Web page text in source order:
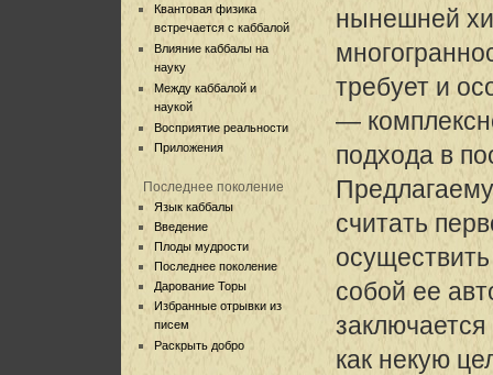
Квантовая физика
встречается с каббалой
Влияние каббалы на
науку
Между каббалой и
наукой
Восприятие реальности
Приложения
Последнее поколение
Язык каббалы
Введение
Плоды мудрости
Последнее поколение
Дарование Торы
Избранные отрывки из
писем
Раскрыть добро
нынешней
требует и
—
подхода в
считать
собой ее
как некую